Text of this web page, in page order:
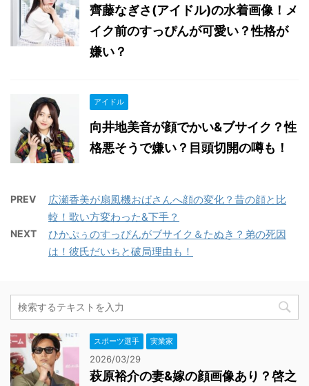
齊藤なぎさ(アイドル)の水着画像！メ
イク前のすっぴんが可愛い？性格が
嫌い？
アイドル
向井地美音が顔でかい&ブサイク？性
格悪そうで嫌い？目頭切開の噂も！
PREV
広瀬香美が扇風機おばさんへ顔の変化？昔の顔と比
較！歌い方変わった&下手？
NEXT
ひかぷぅのすっぴんがブサイク＆たぬき？弟の死因
は！彼氏だいちと破局理由も！
スポーツ選手 実業家
2026/03/29
萩原裕介の妻&嫁の顔画像あり？啓之